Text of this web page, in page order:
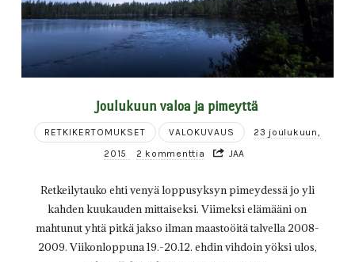
Joulukuun valoa ja pimeyttä
RETKIKERTOMUKSET VALOKUVAUS
23 joulukuun,
2015
2 kommenttia JAA
Retkeilytauko ehti venyä loppusyksyn pimeydessä jo yli
kahden kuukauden mittaiseksi. Viimeksi elämääni on
mahtunut yhtä pitkä jakso ilman maastoöitä talvella 2008-
2009. Viikonloppuna 19.-20.12. ehdin vihdoin yöksi ulos,